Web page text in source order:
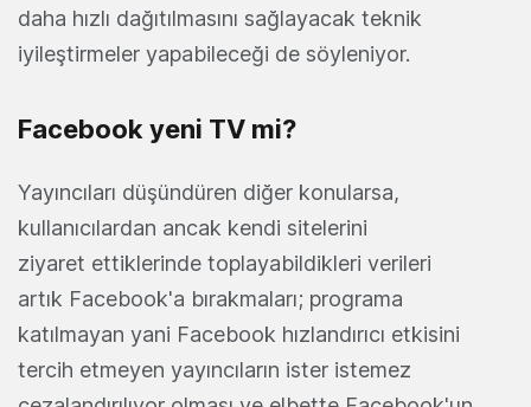
daha hızlı dağıtılmasını sağlayacak teknik
iyileştirmeler yapabileceği de söyleniyor.
Facebook yeni TV mi?
Yayıncıları düşündüren diğer konularsa,
kullanıcılardan ancak kendi sitelerini
ziyaret ettiklerinde toplayabildikleri verileri
artık Facebook'a bırakmaları; programa
katılmayan yani Facebook hızlandırıcı etkisini
tercih etmeyen yayıncıların ister istemez